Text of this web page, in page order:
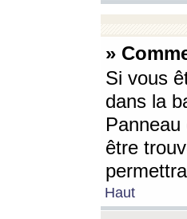
»
Si vous
dans la
Panneau
être
Haut